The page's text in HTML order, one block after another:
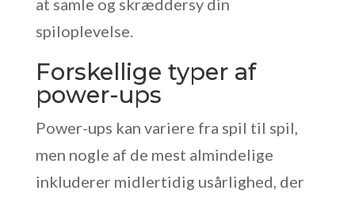
at samle og skræddersy din
spiloplevelse.
Forskellige typer af
power-ups
Power-ups kan variere fra spil til spil,
men nogle af de mest almindelige
inkluderer midlertidig usårlighed, der